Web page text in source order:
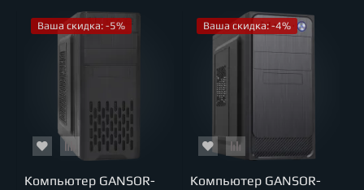
Ваша скидка: -5%
Компьютер GANSOR-
Ваша скидка: -4%
Компьютер GANSOR-